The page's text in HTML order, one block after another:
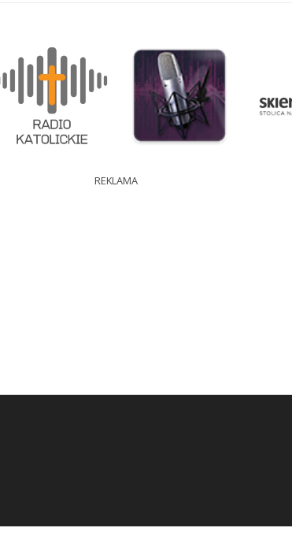
REKLAMA